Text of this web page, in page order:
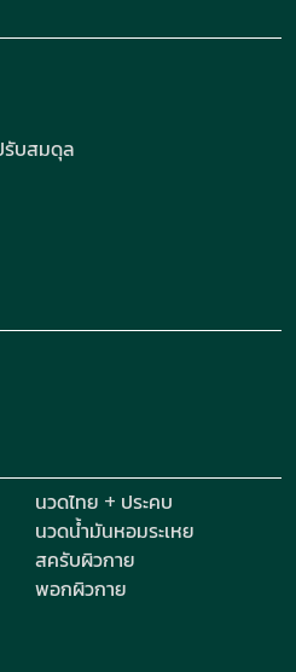
รับสมดุล
นวดไทย + ประคบ
นวดน้ำมันหอมระเหย
สครับผิวกาย
พอกผิวกาย